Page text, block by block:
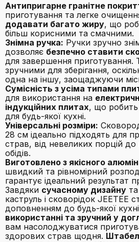
Антипригарне гранітне
приготування та легке
додавати багато жиру, що
більш корисними та смачними.
Знімна ручка: Ручки зручно
дозволяє безпечно ставити
для завершення приготування.
зручними для зберігання,
одна на іншу, заощаджуючи
Сумісність з усіма типами
для використання на
індукційних плитах, що робить
для будь-якої кухні.
Універсальні розміри:
28 см ідеально підходять для
страв, від невеликих порцій
обідів.
Виготовлено з якісного
швидкий та рівномірний
гарантує ідеальний результат
Завдяки сучасному дизайну
каструль і сковорідок JEETEE
доповненням до будь-якої
використанні та зручний у
вам насолоджуватися
здорових страв щодня.